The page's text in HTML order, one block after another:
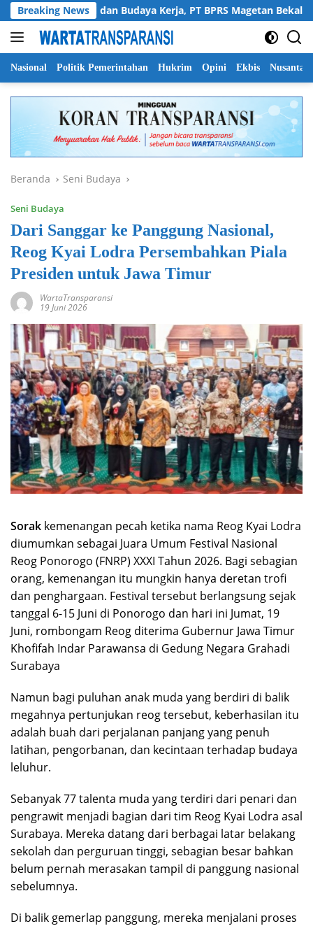
Langsung
ke
konten
Breaking News
SDM dan Budaya Kerja, PT BPRS Magetan Bekali Staf
Nasional Politik Pemerintahan Hukrim Opini Ekbis Nusantara
Beranda Seni Budaya
Seni Budaya
Dari Sanggar ke Panggung Nasional,
Reog Kyai Lodra Persembahkan Piala
Presiden untuk Jawa Timur
WartaTransparansi
19 Juni 2026
Sorak kemenangan pecah ketika nama Reog Kyai Lodra
diumumkan sebagai Juara Umum Festival Nasional
Reog Ponorogo (FNRP) XXXI Tahun 2026. Bagi sebagian
orang, kemenangan itu mungkin hanya deretan trofi
dan penghargaan. Festival tersebut berlangsung sejak
tanggal 6-15 Juni di Ponorogo dan hari ini Jumat, 19
Juni, rombongam Reog diterima Gubernur Jawa Timur
Khofifah Indar Parawansa di Gedung Negara Grahadi
Surabaya
Namun bagi puluhan anak muda yang berdiri di balik
megahnya pertunjukan reog tersebut, keberhasilan itu
adalah buah dari perjalanan panjang yang penuh
latihan, pengorbanan, dan kecintaan terhadap budaya
leluhur.
Sebanyak 77 talenta muda yang terdiri dari penari dan
pengrawit menjadi bagian dari tim Reog Kyai Lodra asal
Surabaya. Mereka datang dari berbagai latar belakang
sekolah dan perguruan tinggi, sebagian besar bahkan
belum pernah merasakan tampil di panggung nasional
sebelumnya.
Di balik gemerlap panggung, mereka menjalani proses